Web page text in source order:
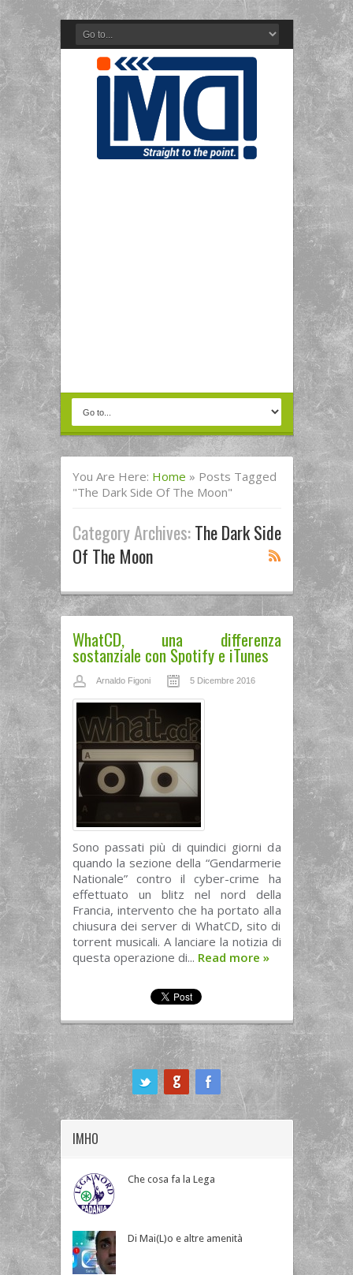
You Are Here: Home » Posts Tagged
"The Dark Side Of The Moon"
Category Archives:The Dark Side
Of The Moon
WhatCD, una differenza
sostanziale con Spotify e iTunes
Arnaldo Figoni 5 Dicembre 2016
Sono passati più di quindici giorni da
quando la sezione della “Gendarmerie
Nationale” contro il cyber-crime ha
effettuato un blitz nel nord della
Francia, intervento che ha portato alla
chiusura dei server di WhatCD, sito di
torrent musicali. A lanciare la notizia di
questa operazione di... Read more »
IMHO
Che cosa fa la Lega
Di Mai(L)o e altre amenità